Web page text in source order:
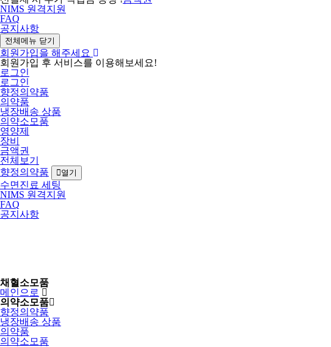
NIMS 원격지원
FAQ
공지사항
전체메뉴 닫기
회원가입을 해주세요
회원가입 후 서비스를 이용해보세요!
로그인
로그인
향정의약품
의약품
냉장배송 상품
의약소모품
영양제
장비
금액권
전체보기
향정의약품
열기
수면진료 세팅
NIMS 원격지원
FAQ
공지사항
채혈소모품
메인으로
의약소모품
향정의약품
냉장배송 상품
의약품
의약소모품